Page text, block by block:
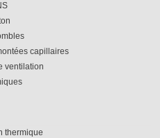
capillaires
ventilation
thermique